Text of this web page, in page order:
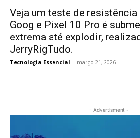
Veja um teste de resistência
Google Pixel 10 Pro é
extrema até explodir,
JerryRigTudo.
Tecnologia Essencial - março 21, 2026
- Advertisment -